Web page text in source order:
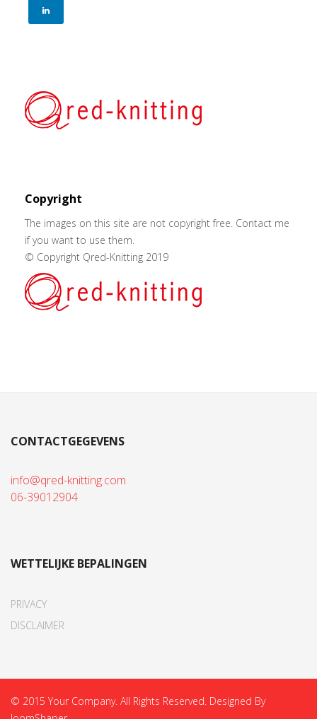
Copyright
The images on this site are not copyright free. Contact me
if you want to use them.
© Copyright Qred-Knitting 2019
CONTACTGEGEVENS
info@qred-knitting.com
06-39012904
WETTELIJKE BEPALINGEN
PRIVACY
DISCLAIMER
© 2015 Your Company. All Rights Reserved. Designed By